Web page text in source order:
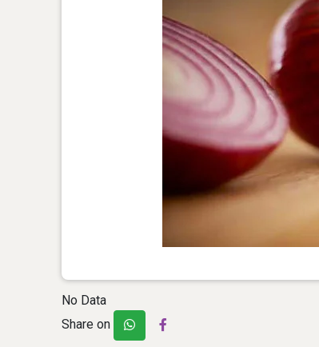
No Data
Share on